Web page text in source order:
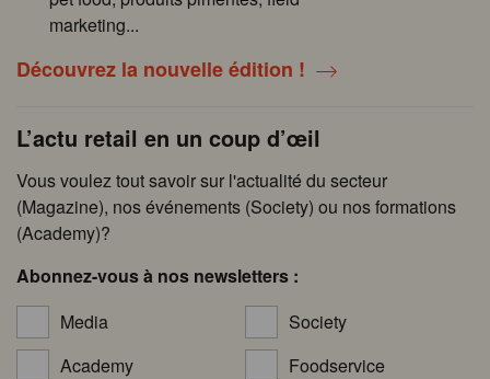
marketing...
Découvrez la nouvelle édition !
L’actu retail en un coup d’œil
Vous voulez tout savoir sur l'actualité du secteur
(Magazine), nos événements (Society) ou nos formations
(Academy)?
Abonnez-vous à nos newsletters :
Media
Society
Academy
Foodservice